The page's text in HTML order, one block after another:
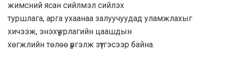
жимсний ясан сийлмэл сийлэх
туршлага, арга ухаанаа залуучуудад уламжлахыг
хичээж, энэхүү урлагийн цаашдын
хөгжлийн төлөө үргэлж зүтгэсээр байна.